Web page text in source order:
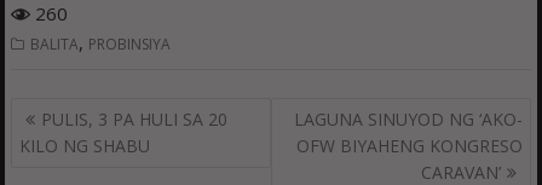
260
BALITA, PROBINSIYA
Post
navigation
PULIS, 3 PA HULI SA 20
KILO NG SHABU
LAGUNA SINUYOD NG ‘AKO-
OFW BIYAHENG KONGRESO
CARAVAN’